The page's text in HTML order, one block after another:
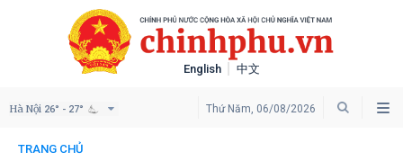
English 中文
Thứ Năm, 06/08/2026
Hà Nội 26° - 27°
TRANG CHỦ